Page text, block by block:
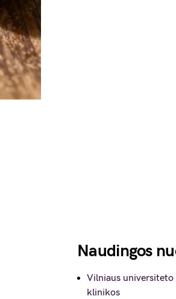
Naudingos
Vilniaus universiteto
klinikos